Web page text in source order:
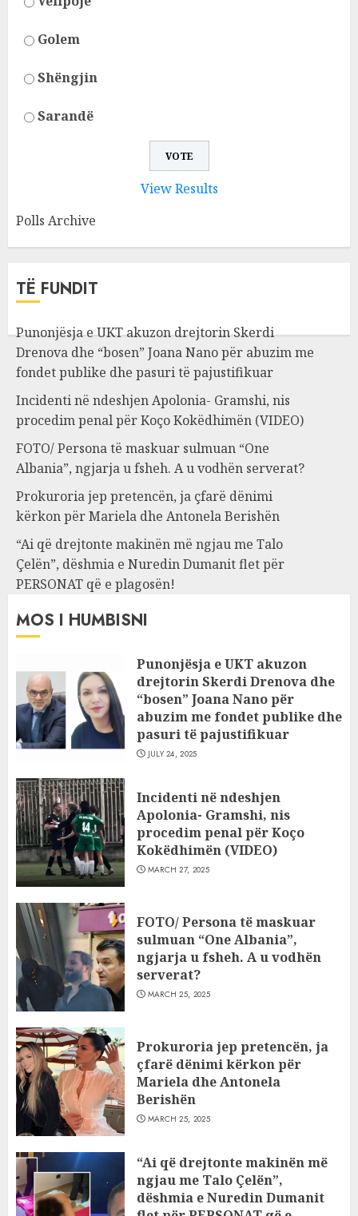
Golem
Shëngjin
Sarandë
View Results
Polls Archive
TË FUNDIT
Punonjësja e UKT akuzon drejtorin Skerdi
Drenova dhe “bosen” Joana Nano për abuzim me
fondet publike dhe pasuri të pajustifikuar
Incidenti në ndeshjen Apolonia- Gramshi, nis
procedim penal për Koço Kokëdhimën (VIDEO)
FOTO/ Persona të maskuar sulmuan “One
Albania”, ngjarja u fsheh. A u vodhën serverat?
Prokuroria jep pretencën, ja çfarë dënimi
kërkon për Mariela dhe Antonela Berishën
“Ai që drejtonte makinën më ngjau me Talo
Çelën”, dëshmia e Nuredin Dumanit flet për
PERSONAT që e plagosën!
MOS I HUMBISNI
Punonjësja e UKT akuzon
drejtorin Skerdi Drenova dhe
“bosen” Joana Nano për
abuzim me fondet publike dhe
pasuri të pajustifikuar
JULY 24, 2025
Incidenti në ndeshjen
Apolonia- Gramshi, nis
procedim penal për Koço
Kokëdhimën (VIDEO)
MARCH 27, 2025
FOTO/ Persona të maskuar
sulmuan “One Albania”,
ngjarja u fsheh. A u vodhën
serverat?
MARCH 25, 2025
Prokuroria jep pretencën, ja
çfarë dënimi kërkon për
Mariela dhe Antonela
Berishën
MARCH 25, 2025
“Ai që drejtonte makinën më
ngjau me Talo Çelën”,
dëshmia e Nuredin Dumanit